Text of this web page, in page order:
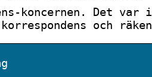
koncernen. Det var
och